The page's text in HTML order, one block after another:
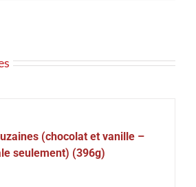
(chocolat et vanille –
seulement) (396g)